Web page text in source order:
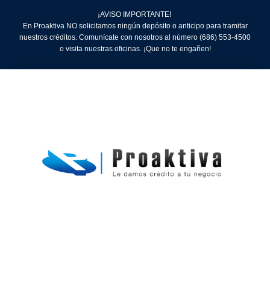
¡AVISO IMPORTANTE!
En Proaktiva NO solicitamos ningún depósito o anticipo para tramitar
nuestros créditos. Comunícate con nosotros al número (686) 553-4500
o visita nuestras oficinas. ¡Que no te engañen!